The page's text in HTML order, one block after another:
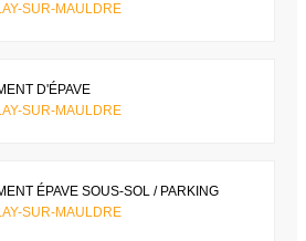
SUR-MAULDRE
D'ÉPAVE
SUR-MAULDRE
ÉPAVE SOUS-SOL / PARKING
SUR-MAULDRE